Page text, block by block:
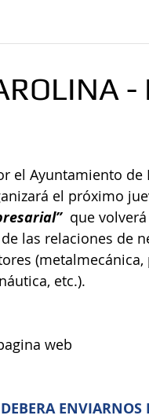
-
el próximo
que
las relaciones de
(metalmecánica,
etc.).
web
ENVIARNOS